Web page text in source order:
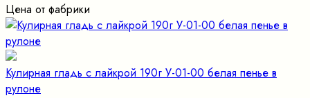
Цена от фабрики
Кулирная гладь с лайкрой 190г У-01-00 белая пенье в
рулоне